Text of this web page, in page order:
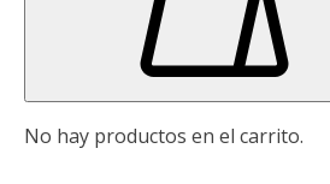
No hay productos en el carrito.